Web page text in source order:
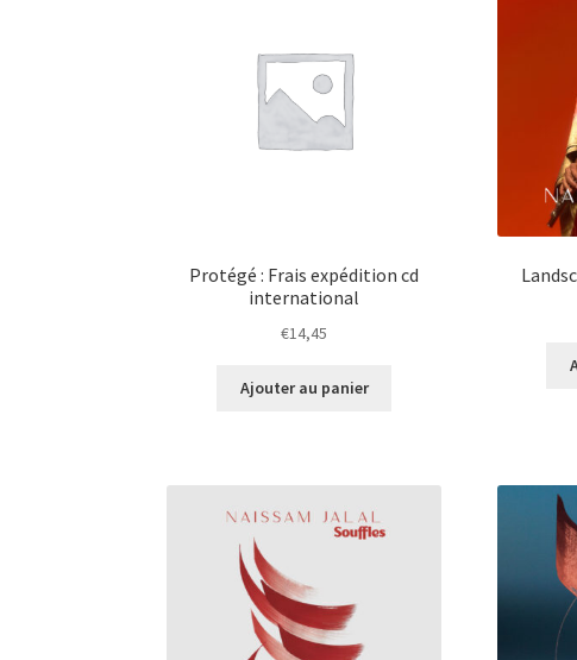
Protégé : Frais expédition cd
international
€14,45
Ajouter au panier